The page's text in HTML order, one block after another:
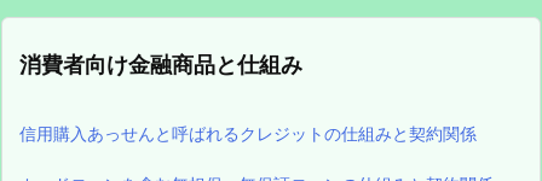
消費者向け金融商品と仕組み
信用購入あっせんと呼ばれるクレジットの仕組みと契約関係